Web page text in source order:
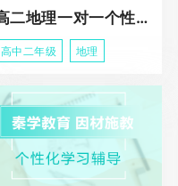
高二地理一对一个性化冲刺辅导课程
高中二年级 地理